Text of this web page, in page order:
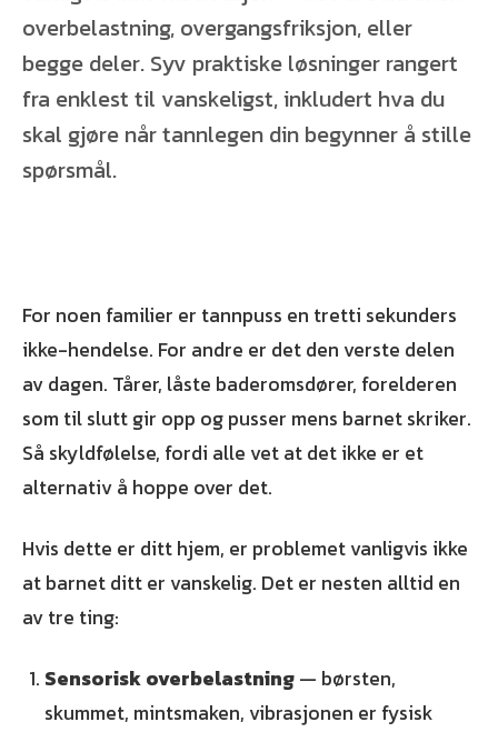
overbelastning, overgangsfriksjon, eller
begge deler. Syv praktiske løsninger rangert
fra enklest til vanskeligst, inkludert hva du
skal gjøre når tannlegen din begynner å stille
spørsmål.
For noen familier er tannpuss en tretti sekunders
ikke-hendelse. For andre er det den verste delen
av dagen. Tårer, låste baderomsdører, forelderen
som til slutt gir opp og pusser mens barnet skriker.
Så skyldfølelse, fordi alle vet at det ikke er et
alternativ å hoppe over det.
Hvis dette er ditt hjem, er problemet vanligvis ikke
at barnet ditt er vanskelig. Det er nesten alltid en
av tre ting:
Sensorisk overbelastning— børsten,
skummet, mintsmaken, vibrasjonen er fysisk